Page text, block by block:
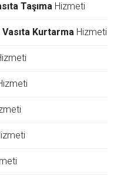
Taşıma Hizmeti
Vasıta Kurtarma Hizmeti